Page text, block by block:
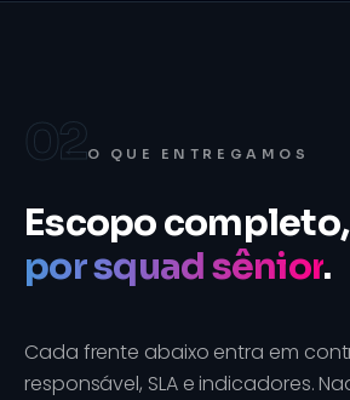
02O QUE ENTREGAMOS
Escopo completo,
por squad sênior.
Cada frente abaixo entra em
responsável, SLA e indicadores.